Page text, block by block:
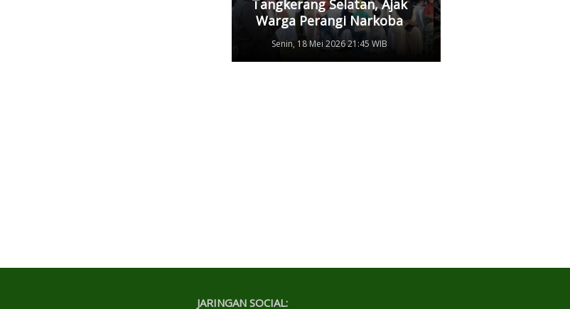
Tangkerang Selatan, Ajak
Warga Perangi Narkoba
Senin, 18 Mei 2026 21:45 WIB
JARINGAN SOCIAL: